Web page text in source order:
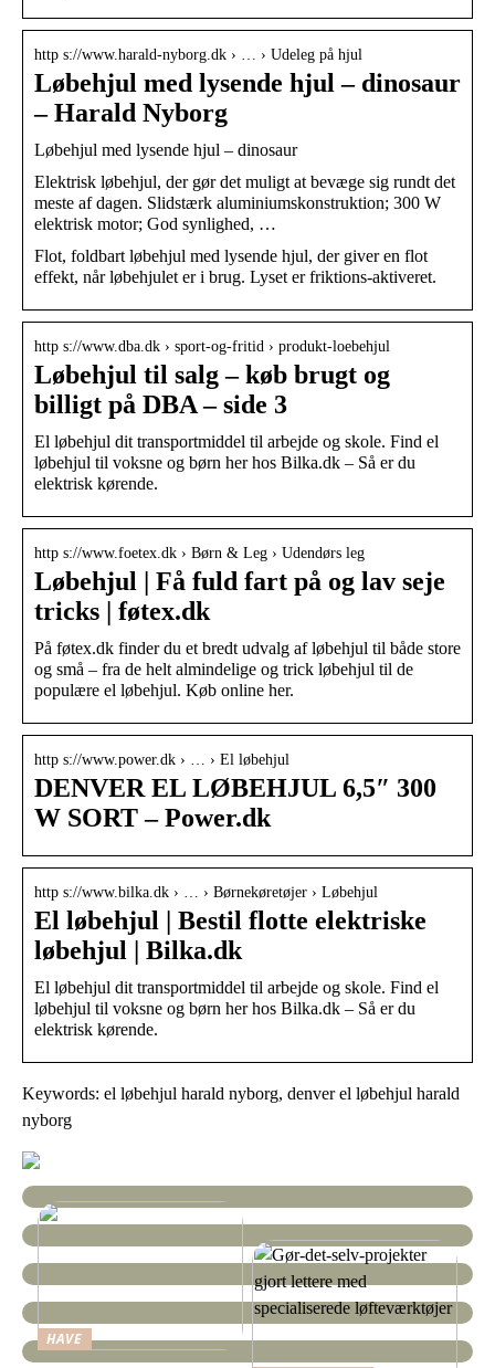
http s://www.harald-nyborg.dk › … › Udeleg på hjul
Løbehjul med lysende hjul – dinosaur
– Harald Nyborg
Løbehjul med lysende hjul – dinosaur
Elektrisk løbehjul, der gør det muligt at bevæge sig rundt det
meste af dagen. Slidstærk aluminiumskonstruktion; 300 W
elektrisk motor; God synlighed, …
Flot, foldbart løbehjul med lysende hjul, der giver en flot
effekt, når løbehjulet er i brug. Lyset er friktions-aktiveret.
http s://www.dba.dk › sport-og-fritid › produkt-loebehjul
Løbehjul til salg – køb brugt og
billigt på DBA – side 3
El løbehjul dit transportmiddel til arbejde og skole. Find el
løbehjul til voksne og børn her hos Bilka.dk – Så er du
elektrisk kørende.
http s://www.foetex.dk › Børn & Leg › Udendørs leg
Løbehjul | Få fuld fart på og lav seje
tricks | føtex.dk
På føtex.dk finder du et bredt udvalg af løbehjul til både store
og små – fra de helt almindelige og trick løbehjul til de
populære el løbehjul. Køb online her.
http s://www.power.dk › … › El løbehjul
DENVER EL LØBEHJUL 6,5″ 300
W SORT – Power.dk
http s://www.bilka.dk › … › Børnekøretøjer › Løbehjul
El løbehjul | Bestil flotte elektriske
løbehjul | Bilka.dk
El løbehjul dit transportmiddel til arbejde og skole. Find el
løbehjul til voksne og børn her hos Bilka.dk – Så er du
elektrisk kørende.
Keywords: el løbehjul harald nyborg, denver el løbehjul harald
nyborg
HAVE